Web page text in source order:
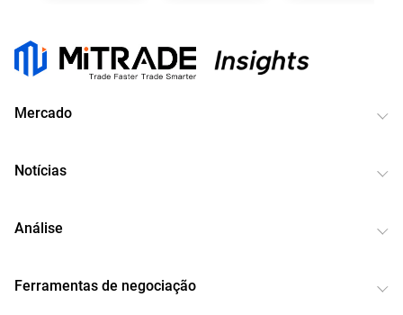
Mercado
Notícias
Análise
Ferramentas de negociação